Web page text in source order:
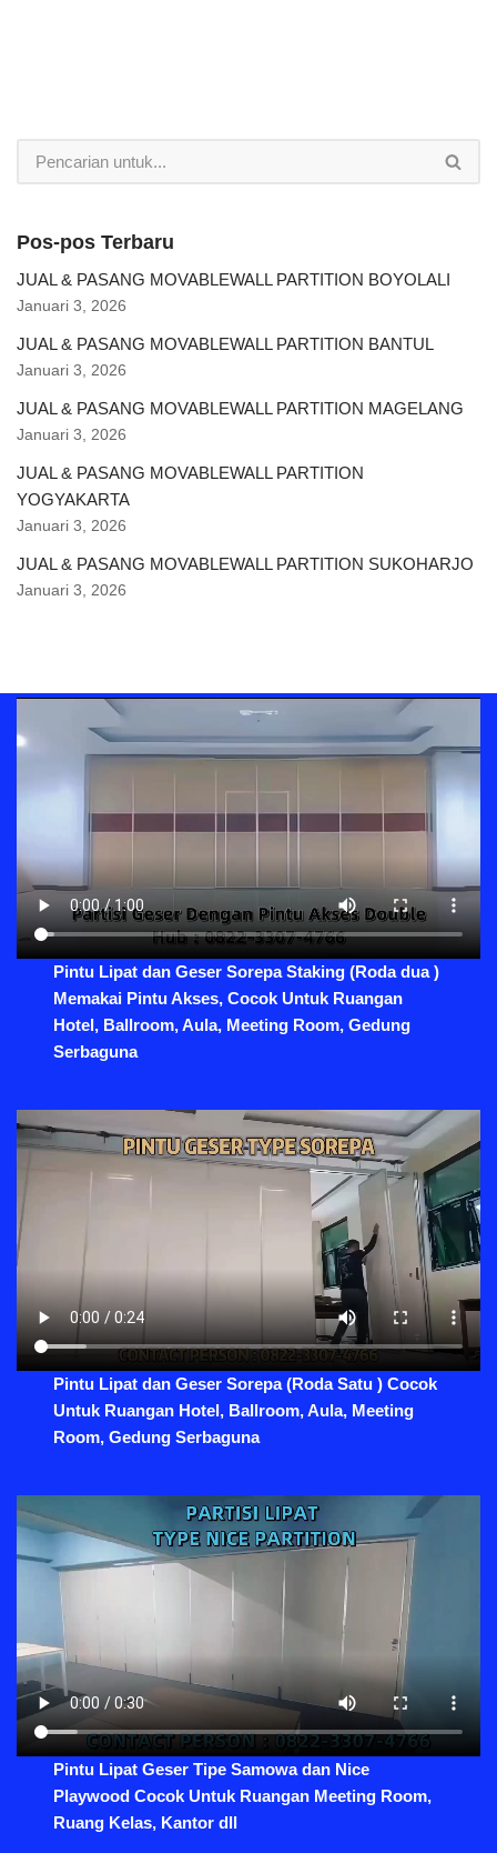
Pos-pos Terbaru
JUAL & PASANG MOVABLEWALL PARTITION BOYOLALI
Januari 3, 2026
JUAL & PASANG MOVABLEWALL PARTITION BANTUL
Januari 3, 2026
JUAL & PASANG MOVABLEWALL PARTITION MAGELANG
Januari 3, 2026
JUAL & PASANG MOVABLEWALL PARTITION
YOGYAKARTA
Januari 3, 2026
JUAL & PASANG MOVABLEWALL PARTITION SUKOHARJO
Januari 3, 2026
Pintu Lipat dan Geser Sorepa Staking (Roda dua )
Memakai Pintu Akses, Cocok Untuk Ruangan
Hotel, Ballroom, Aula, Meeting Room, Gedung
Serbaguna
Pintu Lipat dan Geser Sorepa (Roda Satu ) Cocok
Untuk Ruangan Hotel, Ballroom, Aula, Meeting
Room, Gedung Serbaguna
Pintu Lipat Geser Tipe Samowa dan Nice
Playwood Cocok Untuk Ruangan Meeting Room,
Ruang Kelas, Kantor dll